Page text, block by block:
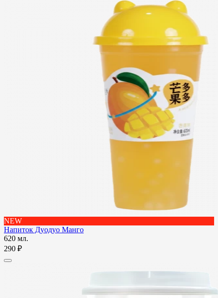
NEW
Напиток Дуодуо Манго
620 мл.
290 ₽